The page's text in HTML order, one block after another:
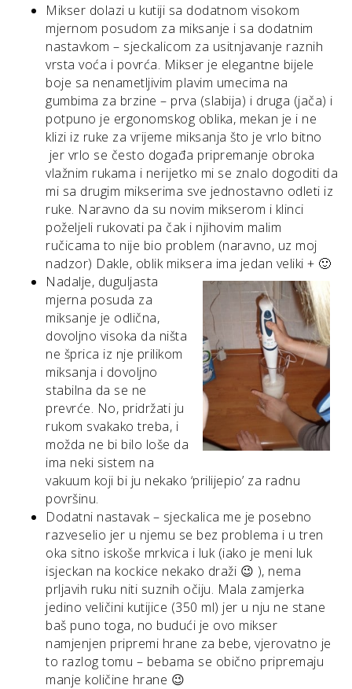
Mikser dolazi u kutiji sa dodatnom visokom
mjernom posudom za miksanje i sa dodatnim
nastavkom – sjeckalicom za usitnjavanje raznih
vrsta voća i povrća. Mikser je elegantne bijele
boje sa nenametljivim plavim umecima na
gumbima za brzine – prva (slabija) i druga (jača) i
potpuno je ergonomskog oblika, mekan je i ne
klizi iz ruke za vrijeme miksanja što je vrlo bitno
jer vrlo se često događa pripremanje obroka
vlažnim rukama i nerijetko mi se znalo dogoditi da
mi sa drugim mikserima sve jednostavno odleti iz
ruke. Naravno da su novim mikserom i klinci
poželjeli rukovati pa čak i njihovim malim
ručicama to nije bio problem (naravno, uz moj
nadzor) Dakle, oblik miksera ima jedan veliki + 🙂
Nadalje, duguljasta
mjerna posuda za
miksanje je odlična,
dovoljno visoka da ništa
ne šprica iz nje prilikom
miksanja i dovoljno
stabilna da se ne
prevrće. No, pridržati ju
rukom svakako treba, i
možda ne bi bilo loše da
ima neki sistem na
vakuum koji bi ju nekako ‘prilijepio’ za radnu
površinu.
Dodatni nastavak – sjeckalica me je posebno
razveselio jer u njemu se bez problema i u tren
oka sitno iskoše mrkvica i luk (iako je meni luk
isjeckan na kockice nekako draži 😉 ), nema
prljavih ruku niti suznih očiju. Mala zamjerka
jedino veličini kutijice (350 ml) jer u nju ne stane
baš puno toga, no budući je ovo mikser
namjenjen pripremi hrane za bebe, vjerovatno je
to razlog tomu – bebama se obično pripremaju
manje količine hrane 😉